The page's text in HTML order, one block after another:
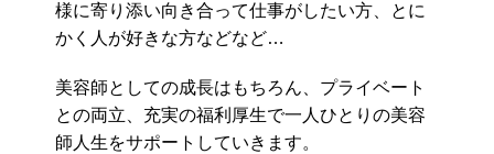
様に寄り添い向き合って仕事がしたい方、とに
かく人が好きな方などなど…
美容師としての成長はもちろん、プライベート
との両立、充実の福利厚生で一人ひとりの美容
師人生をサポートしていきます。